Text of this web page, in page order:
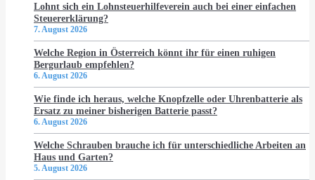
Lohnt sich ein Lohnsteuerhilfeverein auch bei einer einfachen
Steuererklärung?
7. August 2026
Welche Region in Österreich könnt ihr für einen ruhigen
Bergurlaub empfehlen?
6. August 2026
Wie finde ich heraus, welche Knopfzelle oder Uhrenbatterie als
Ersatz zu meiner bisherigen Batterie passt?
6. August 2026
Welche Schrauben brauche ich für unterschiedliche Arbeiten an
Haus und Garten?
5. August 2026